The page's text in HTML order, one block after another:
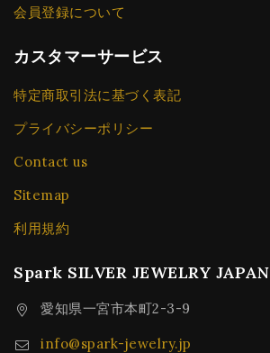
会員登録について
カスタマーサービス
特定商取引法に基づく表記
プライバシーポリシー
Contact us
Sitemap
利用規約
Spark SILVER JEWELRY JAPAN
愛知県一宮市本町2-3-9
info@spark-jewelry.jp